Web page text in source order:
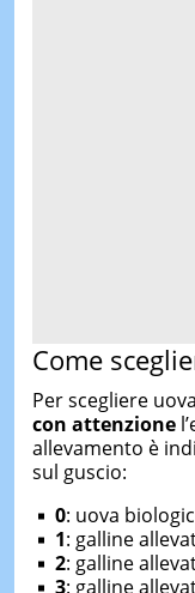
Come
Per scegliere
con attenzione
allevamento è
sul guscio:
0: uova
1: galline
2: galline
3: galline